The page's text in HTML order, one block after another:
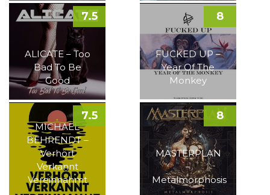
ALICATE – Too
Bad To Be
Good
7.5
FUCKED UP –
Year Of The
Monkey
8
MICHAEL
BEHRENDT –
Verhört
Verkannt
Vereinnahmt
7.5
MASTERPLAN
–
Metalmorphosis
8